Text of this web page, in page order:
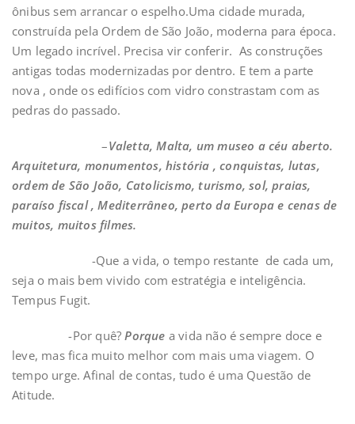
ônibus sem arrancar o espelho.Uma cidade murada,
construída pela Ordem de São João, moderna para época.
Um legado incrível. Precisa vir conferir. As construções
antigas todas modernizadas por dentro. E tem a parte
nova , onde os edifícios com vidro constrastam com as
pedras do passado.
–Valetta, Malta, um museo a céu aberto.
Arquitetura, monumentos, história , conquistas, lutas,
ordem de São João, Catolicismo, turismo, sol, praias,
paraíso fiscal , Mediterrâneo, perto da Europa e cenas de
muitos, muitos filmes.
-Que a vida, o tempo restante de cada um,
seja o mais bem vivido com estratégia e inteligência.
Tempus Fugit.
-Por quê?Porque a vida não é sempre doce e
leve, mas fica muito melhor com mais uma viagem. O
tempo urge. Afinal de contas, tudo é uma Questão de
Atitude.